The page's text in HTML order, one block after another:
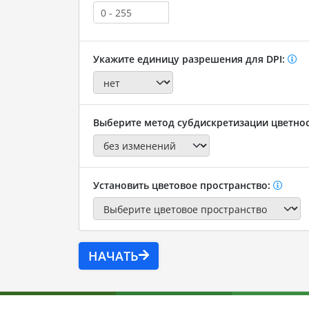
Укажите единицу разрешения для DPI:
Выберите метод субдискретизации
Установить цветовое пространство:
НАЧАТЬ